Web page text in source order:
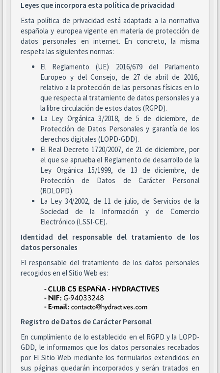
Leyes que incorpora esta política de privacidad
Esta política de privacidad está adaptada a la normativa
española y europea vigente en materia de protección de
datos personales en internet. En concreto, la misma
respeta las siguientes normas:
El Reglamento (UE) 2016/679 del Parlamento
Europeo y del Consejo, de 27 de abril de 2016,
relativo a la protección de las personas físicas en lo
que respecta al tratamiento de datos personales y a
la libre circulación de estos datos (RGPD).
La Ley Orgánica 3/2018, de 5 de diciembre, de
Protección de Datos Personales y garantía de los
derechos digitales (LOPD-GDD).
El Real Decreto 1720/2007, de 21 de diciembre, por
el que se aprueba el Reglamento de desarrollo de la
Ley Orgánica 15/1999, de 13 de diciembre, de
Protección de Datos de Carácter Personal
(RDLOPD).
La Ley 34/2002, de 11 de julio, de Servicios de la
Sociedad de la Información y de Comercio
Electrónico (LSSI-CE).
Identidad del responsable del tratamiento de los
datos personales
El responsable del tratamiento de los datos personales
recogidos en el Sitio Web es:
Registro de Datos de Carácter Personal
En cumplimiento de lo establecido en el RGPD y la LOPD-
GDD, le informamos que los datos personales recabados
por El Sitio Web mediante los formularios extendidos en
sus páginas quedarán incorporados y serán tratados en